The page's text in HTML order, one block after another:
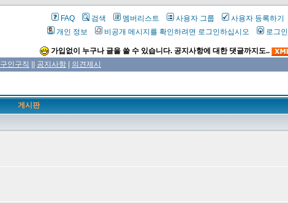
FAQ 검색 멤버리스트 사용자 그룹
사용자 등록하기
개인 정보
비공개 메시지를 확인하려면 로그인하십시오 로그인
가입없이 누구나 글을 쓸 수 있습니다. 공지사항에 대한 댓글까지도..
구인구직 공지사항
의견제시
게시판